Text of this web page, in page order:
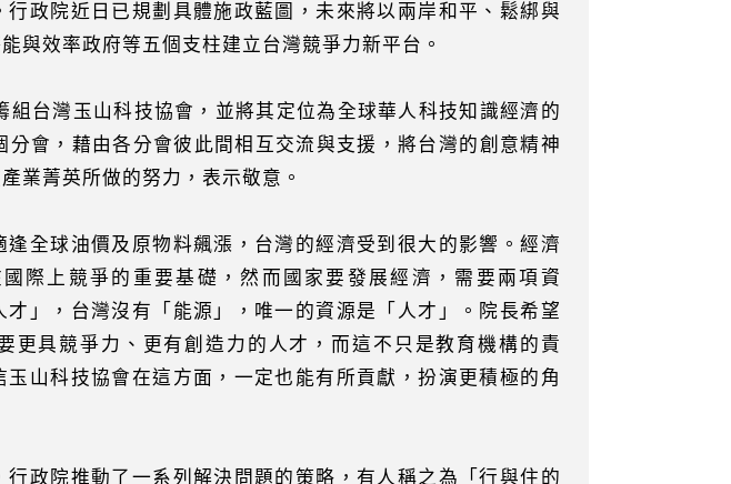
政院近日已規劃具體施政藍圖，未來將以兩岸和平、鬆綁與
與效率政府等五個支柱建立台灣競爭力新平台。
組台灣玉山科技協會，並將其定位為全球華人科技知識經濟的
會，藉由各分會彼此間相互交流與支援，將台灣的創意精神
業菁英所做的努力，表示敬意。
全球油價及原物料飆漲，台灣的經濟受到很大的影響。經濟
際上競爭的重要基礎，然而國家要發展經濟，需要兩項資
」，台灣沒有「能源」，唯一的資源是「人才」。院長希望
更具競爭力、更有創造力的人才，而這不只是教育機構的責
山科技協會在這方面，一定也能有所貢獻，扮演更積極的角
政院推動了一系列解決問題的策略，有人稱之為「行與住的